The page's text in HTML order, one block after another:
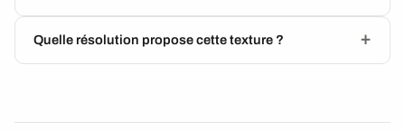
Quelle résolution propose cette texture ?